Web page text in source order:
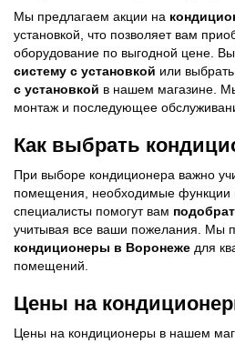
Мы предлагаем акции на
установкой, что позволяет вам
оборудование по выгодной цене.
систему с установкой или
с установкой в нашем магазине.
монтаж и последующее
Как выбрать
При выборе кондиционера важно
помещения, необходимые функции
специалисты помогут вам
учитывая все ваши пожелания. Мы
кондиционеры в Воронеже для
помещений.
Цены на
Цены на кондиционеры в нашем